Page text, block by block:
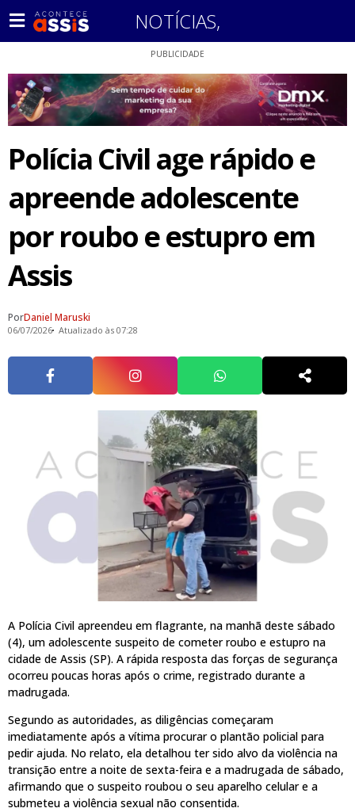
NOTÍCIAS,
PUBLICIDADE
Polícia Civil age rápido e
apreende adolescente
por roubo e estupro em
Assis
PorDaniel Maruski
06/07/2026 Atualizado às 07:28
A Polícia Civil apreendeu em flagrante, na manhã deste sábado
(4), um adolescente suspeito de cometer roubo e estupro na
cidade de Assis (SP). A rápida resposta das forças de segurança
ocorreu poucas horas após o crime, registrado durante a
madrugada.
Segundo as autoridades, as diligências começaram
imediatamente após a vítima procurar o plantão policial para
pedir ajuda. No relato, ela detalhou ter sido alvo da violência na
transição entre a noite de sexta-feira e a madrugada de sábado,
afirmando que o suspeito roubou o seu aparelho celular e a
submeteu a violência sexual não consentida.